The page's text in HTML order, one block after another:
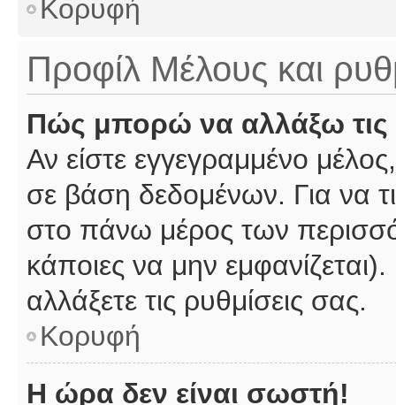
Κορυφή
Προφίλ Μέλους και
Πώς μπορώ να αλλάξω τις
Αν είστε εγγεγραμμένο
σε βάση δεδομένων. Για να
στο πάνω μέρος των
κάποιες να μην
αλλάξετε τις ρυθμίσεις σας.
Κορυφή
Η ώρα δεν είναι σωστή!